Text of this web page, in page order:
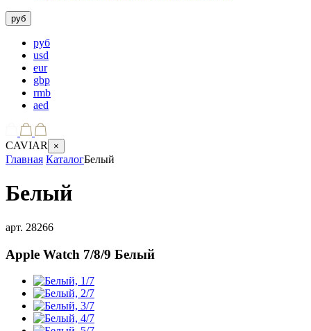
руб
руб
usd
eur
gbp
rmb
aed
CAVIAR ×
Главная КаталогБелый
Белый
арт. 28266
Apple Watch 7/8/9 Белый